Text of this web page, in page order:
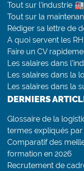
Tout sur l’industrie 🏭
Tout sur la
Rédiger sa lettre de
A quoi servent les
Faire un CV
Les salaires dans
Les salaires dans la
Les salaires dans la
DERNIERS
Glossaire de la
termes expliqués
Comparatif des
formation en 2026
Recrutement de